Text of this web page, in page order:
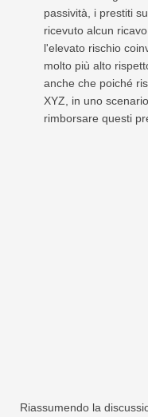
passività, i prestiti
ricevuto alcun
l'elevato rischio
molto più alto
anche che poiché
XYZ, in uno
rimborsare questi
Riassumendo la